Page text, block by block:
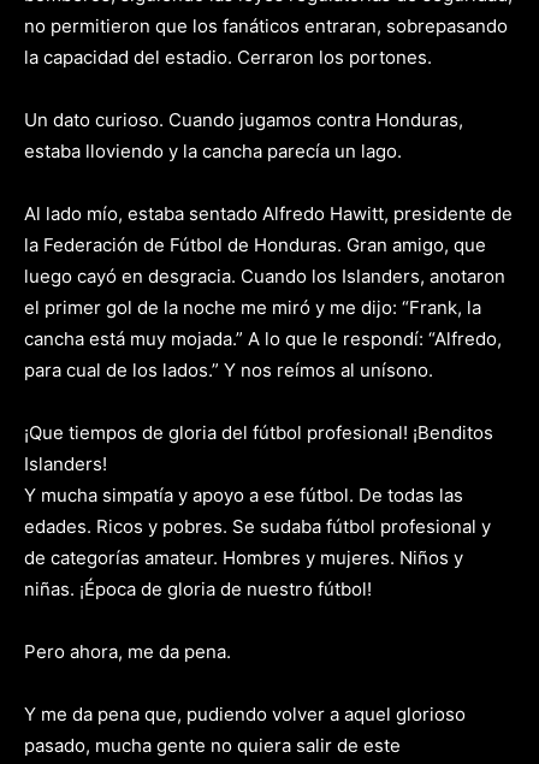
no permitieron que los fanáticos entraran, sobrepasando
la capacidad del estadio. Cerraron los portones.
Un dato curioso. Cuando jugamos contra Honduras,
estaba lloviendo y la cancha parecía un lago.
Al lado mío, estaba sentado Alfredo Hawitt, presidente de
la Federación de Fútbol de Honduras. Gran amigo, que
luego cayó en desgracia. Cuando los Islanders, anotaron
el primer gol de la noche me miró y me dijo: “Frank, la
cancha está muy mojada.” A lo que le respondí: “Alfredo,
para cual de los lados.” Y nos reímos al unísono.
¡Que tiempos de gloria del fútbol profesional! ¡Benditos
Islanders!
Y mucha simpatía y apoyo a ese fútbol. De todas las
edades. Ricos y pobres. Se sudaba fútbol profesional y
de categorías amateur. Hombres y mujeres. Niños y
niñas. ¡Época de gloria de nuestro fútbol!
Pero ahora, me da pena.
Y me da pena que, pudiendo volver a aquel glorioso
pasado, mucha gente no quiera salir de este